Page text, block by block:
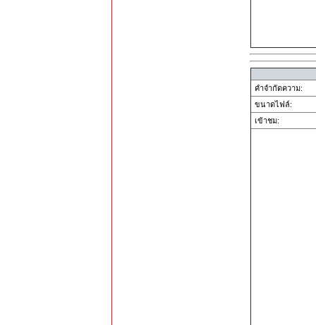
คำจำกัดความ:
ขนาดไฟล์:
เข้าชม: